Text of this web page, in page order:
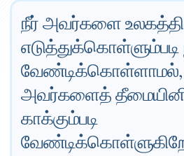
நீர் அவர்களை
வேண்டிக்கொள்ளாமல்,
அவர்களைத்
காக்கும்படி